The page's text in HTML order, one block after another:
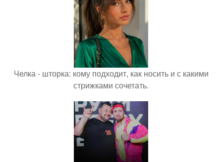
Челка - шторка: кому подходит, как носить и с какими
стрижками сочетать.